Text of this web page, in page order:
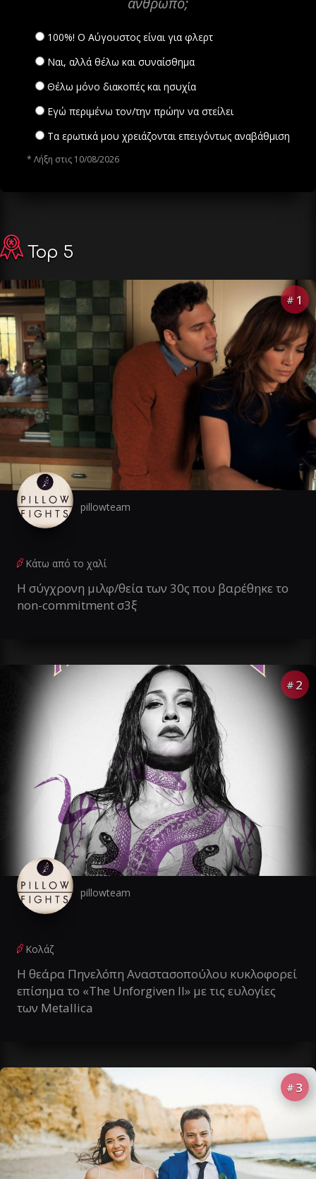
100%! Ο Αύγουστος είναι για φλερτ
Ναι, αλλά θέλω και συναίσθημα
Θέλω μόνο διακοπές και ησυχία
Εγώ περιμένω τον/την πρώην να στείλει
Τα ερωτικά μου χρειάζονται επειγόντως αναβάθμιση
* Λήξη στις 10/08/2026
Top 5
# 1
pillowteam
Κάτω από το χαλί
Η σύγχρονη μιλφ/θεία των 30ς που βαρέθηκε το
non-commitment σ3ξ
# 2
pillowteam
Κολάζ
Η θεάρα Πηνελόπη Αναστασοπούλου κυκλοφορεί
επίσημα το «The Unforgiven II» με τις ευλογίες
των Metallica
# 3